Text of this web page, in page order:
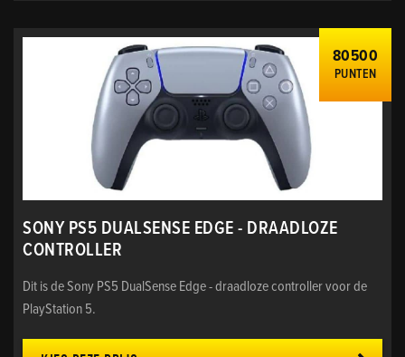
80500
PUNTEN
SONY PS5 DUALSENSE EDGE - DRAADLOZE
CONTROLLER
Dit is de Sony PS5 DualSense Edge - draadloze controller voor de
PlayStation 5.